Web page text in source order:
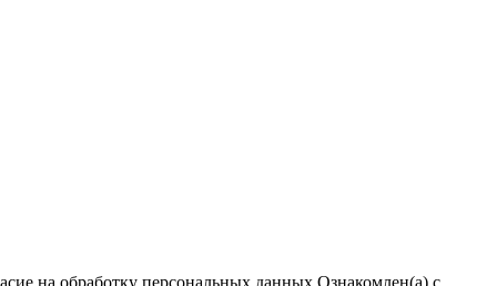
на обработку персональных данных Ознакомлен(а) с